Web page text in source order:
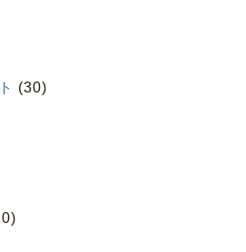
(30)